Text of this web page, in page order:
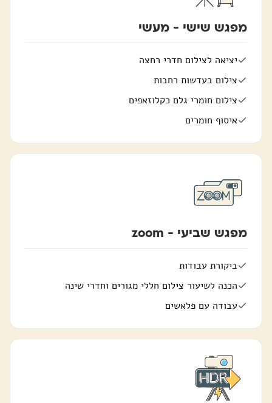
מפגש שישי - מעשי
יציאה לצילום חדרי רחצה
צילום בעדשות רחבות
צילום חומרי גלם כקלוזאפים
איסוף חומרים
מפגש שביעי - zoom
ביקורת עבודות
הכנה לשיעור צילום חללי מגורים וחדרי שינה
עבודה עם פלאשים